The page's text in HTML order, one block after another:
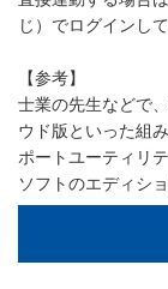
じ）でログインし
【参考】
士業の先生などで
ウド版といった組
ポートユーティリ
ソフトのエディシ